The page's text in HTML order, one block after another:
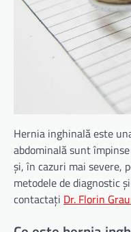
Hernia inghinală este
abdominală sunt
și, în cazuri mai severe,
metodele de diagnostic
contactați Dr. Florin